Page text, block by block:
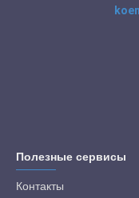
Полезные сервисы
Контакты